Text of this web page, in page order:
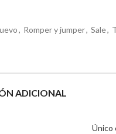
, Romper y jumper, Sale,
ADICIONAL
Único